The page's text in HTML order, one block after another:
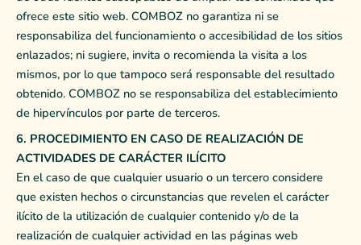
ofrece este sitio web. COMBOZ no garantiza ni se
responsabiliza del funcionamiento o accesibilidad de los sitios
enlazados; ni sugiere, invita o recomienda la visita a los
mismos, por lo que tampoco será responsable del resultado
obtenido. COMBOZ no se responsabiliza del establecimiento
de hipervínculos por parte de terceros.
6. PROCEDIMIENTO EN CASO DE REALIZACIÓN DE
ACTIVIDADES DE CARÁCTER ILÍCITO
En el caso de que cualquier usuario o un tercero considere
que existen hechos o circunstancias que revelen el carácter
ilícito de la utilización de cualquier contenido y/o de la
realización de cualquier actividad en las páginas web